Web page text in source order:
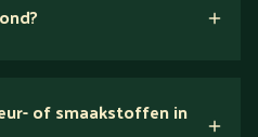
of smaakstoffen in